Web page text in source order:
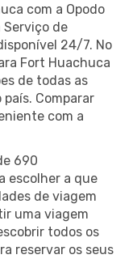
com a Opodo
de
24/7. No
Fort Huachuca
de todas as
Comparar
com a
690
escolher a que
de viagem
uma viagem
todos os
reservar os seus